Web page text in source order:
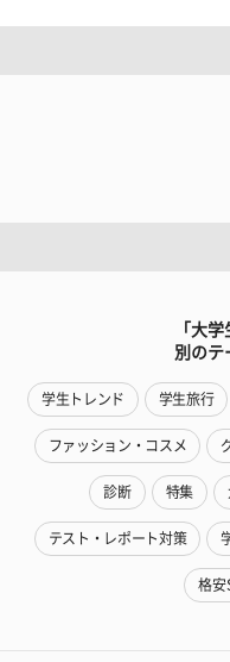
「大
別のテ
学生トレンド 学生旅行
ファッション・コスメ
診断 特集
テスト・レポート対策
格安